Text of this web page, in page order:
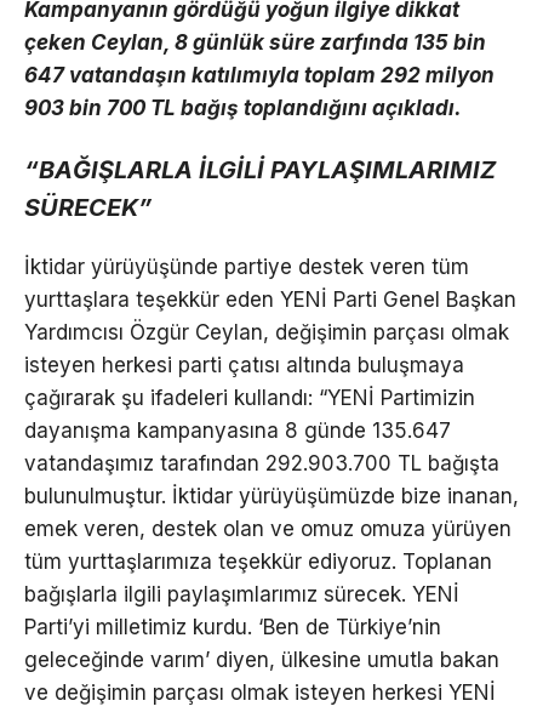
Kampanyanın gördüğü yoğun ilgiye dikkat
çeken Ceylan, 8 günlük süre zarfında 135 bin
647 vatandaşın katılımıyla toplam 292 milyon
903 bin 700 TL bağış toplandığını açıkladı.
“BAĞIŞLARLA İLGİLİ PAYLAŞIMLARIMIZ
SÜRECEK”
İktidar yürüyüşünde partiye destek veren tüm
yurttaşlara teşekkür eden YENİ Parti Genel Başkan
Yardımcısı Özgür Ceylan, değişimin parçası olmak
isteyen herkesi parti çatısı altında buluşmaya
çağırarak şu ifadeleri kullandı: “YENİ Partimizin
dayanışma kampanyasına 8 günde 135.647
vatandaşımız tarafından 292.903.700 TL bağışta
bulunulmuştur. İktidar yürüyüşümüzde bize inanan,
emek veren, destek olan ve omuz omuza yürüyen
tüm yurttaşlarımıza teşekkür ediyoruz. Toplanan
bağışlarla ilgili paylaşımlarımız sürecek. YENİ
Parti’yi milletimiz kurdu. ‘Ben de Türkiye’nin
geleceğinde varım’ diyen, ülkesine umutla bakan
ve değişimin parçası olmak isteyen herkesi YENİ